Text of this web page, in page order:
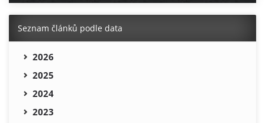
Seznam článků podle data
2026
2025
2024
2023